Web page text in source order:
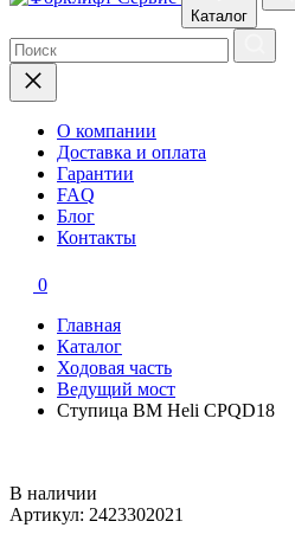
Каталог
О компании
Доставка и оплата
Гарантии
FAQ
Блог
Контакты
0
Главная
Каталог
Ходовая часть
Ведущий мост
Ступица ВМ Heli CPQD18
В наличии
Артикул: 2423302021